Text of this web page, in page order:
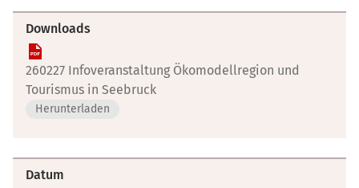
Downloads
260227 Infoveranstaltung Ökomodellregion und
Tourismus in Seebruck
Herunterladen
Datum